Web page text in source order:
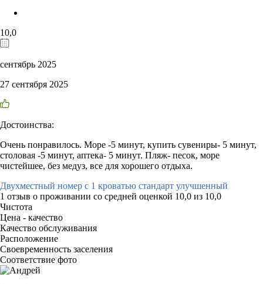
10,0
сентябрь 2025
27 сентября 2025
Достоинства:
Очень понравилось. Море -5 минут, купить сувениры- 5 минут,
столовая -5 минут, аптека- 5 минут. Пляж- песок, море
чистейшее, без медуз, все для хорошего отдыха.
Двухместный номер с 1 кроватью стандарт улучшенный
1 отзыв о проживании со средней оценкой 10,0 из 10,0
Чистота
Цена - качество
Качество обслуживания
Расположение
Своевременность заселения
Соответствие фото